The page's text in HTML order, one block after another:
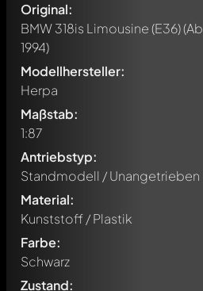
Original:
BMW 318is Limousine (E36)(Ab
1994)
Modellhersteller:
Herpa
Maßstab:
1:87
Antriebstyp:
Standmodell / Unangetrieben
Material:
Kunststoff / Plastik
Farbe:
Schwarz
Zustand: